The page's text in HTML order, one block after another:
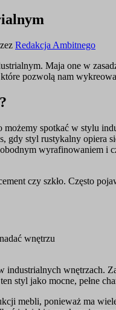
Redakcja Ambitnego
Maja one w
pozwolą nam
spotkać w stylu
gdy styl rustykalny opiera
wyrafinowaniem i
czy szkło. Często
wnętrzu
wnętrzach.
styl jako mocne, pełne
mebli, ponieważ ma